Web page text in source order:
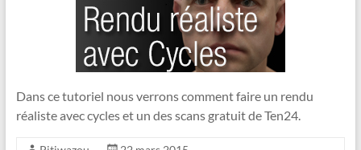
Dans ce tutoriel nous verrons comment faire un rendu
réaliste avec cycles et un des scans gratuit de Ten24.